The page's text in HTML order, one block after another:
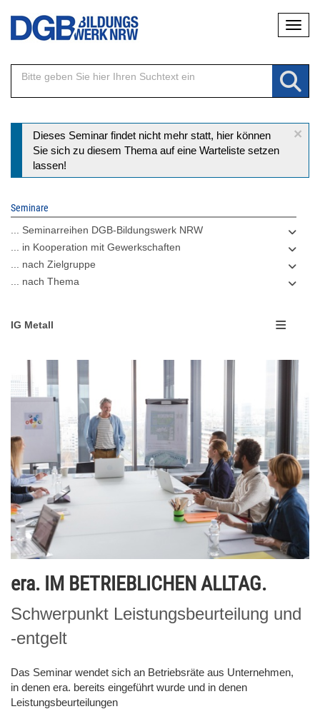
Direkt
Inhalt
×
Statusmeldung
Dieses Seminar findet nicht mehr statt, hier können
Sie sich zu diesem Thema auf eine Warteliste setzen
lassen!
Seminare
... Seminarreihen DGB-Bildungswerk NRW
... in Kooperation mit Gewerkschaften
... nach Zielgruppe
... nach Thema
IG Metall
era. IM BETRIEBLICHEN ALLTAG.
Schwerpunkt Leistungsbeurteilung und
-entgelt
Das Seminar wendet sich an Betriebsräte aus Unternehmen,
in denen era. bereits eingeführt wurde und in denen
Leistungsbeurteilungen